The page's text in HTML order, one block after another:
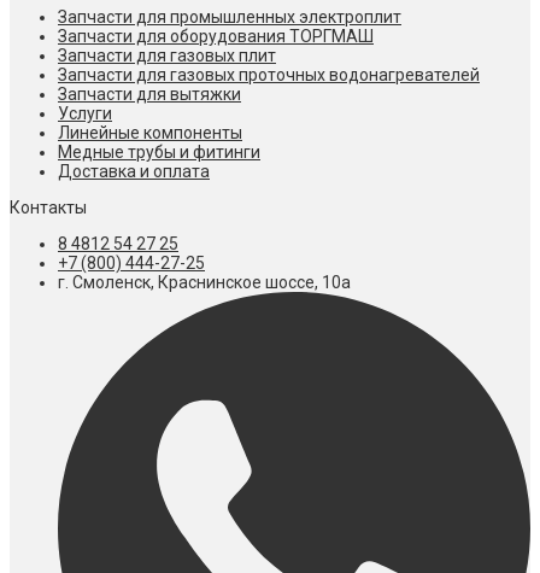
Запчасти для промышленных электроплит
Запчасти для оборудования ТОРГМАШ
Запчасти для газовых плит
Запчасти для газовых проточных водонагревателей
Запчасти для вытяжки
Услуги
Линейные компоненты
Медные трубы и фитинги
Доставка и оплата
Контакты
8 4812 54 27 25
+7 (800) 444-27-25
г. Смоленск, Краснинское шоссе, 10а